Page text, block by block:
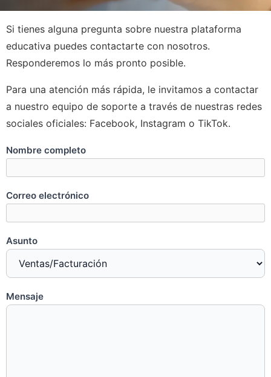
Si tienes alguna pregunta sobre nuestra plataforma
educativa puedes contactarte con nosotros.
Responderemos lo más pronto posible.
Para una atención más rápida, le invitamos a contactar
a nuestro equipo de soporte a través de nuestras redes
sociales oficiales: Facebook, Instagram o TikTok.
Nombre completo
Correo electrónico
Asunto
Mensaje